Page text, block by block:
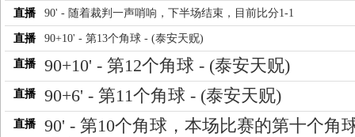
直播 90' - 随着裁判一声哨响，下半场结束，目前比分1-1
直播 90+10' - 第13个角球 - (泰安天贶)
直播 90+10' - 第12个角球 - (泰安天贶)
直播 90+6' - 第11个角球 - (泰安天贶)
直播
90' - 第10个角球，本场比赛的第十个角